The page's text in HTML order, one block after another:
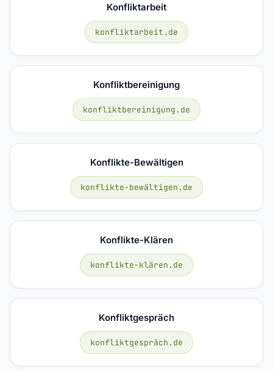
Konfliktarbeit
konfliktarbeit.de
Konfliktbereinigung
konfliktbereinigung.de
Konflikte-Bewältigen
konflikte-bewältigen.de
Konflikte-Klären
konflikte-klären.de
Konfliktgespräch
konfliktgespräch.de